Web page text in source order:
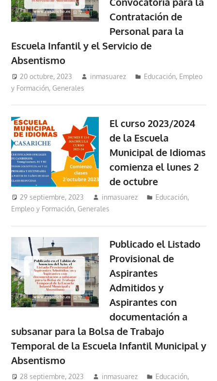
Contratación de
Personal para la
Escuela Infantil y el Servicio de
Absentismo
20 octubre, 2023 inmasuarez
Educación, Empleo
y Formación, Generales
El curso 2023/2024
de la Escuela
Municipal de Idiomas
comienza el lunes 2
de octubre
29 septiembre, 2023 inmasuarez
Educación,
Empleo y Formación, Generales
Publicado el Listado
Provisional de
Aspirantes
Admitidos y
Aspirantes con
documentación a
subsanar para la Bolsa de Trabajo
Temporal de la Escuela Infantil Municipal y
Absentismo
28 septiembre, 2023 inmasuarez
Educación,